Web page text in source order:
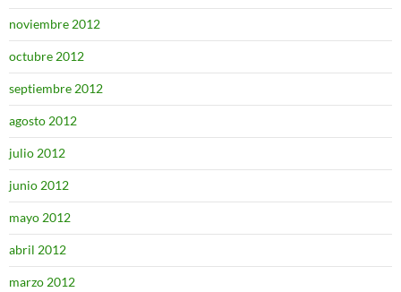
noviembre 2012
octubre 2012
septiembre 2012
agosto 2012
julio 2012
junio 2012
mayo 2012
abril 2012
marzo 2012